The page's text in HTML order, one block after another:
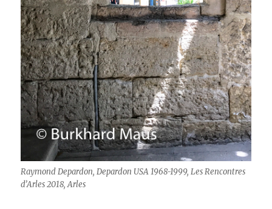
Raymond Depardon, Depardon USA 1968-1999, Les Rencontres
d’Arles 2018, Arles